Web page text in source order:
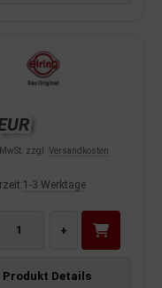
zzgl. Versandkosten
1-3 Werktage
+
Produkt Details